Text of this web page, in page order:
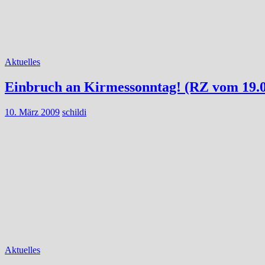
Aktuelles
Einbruch an Kirmessonntag! (RZ vom
10. März 2009 schildi
Aktuelles